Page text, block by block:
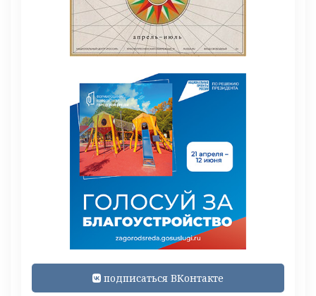
подписаться ВКонтакте